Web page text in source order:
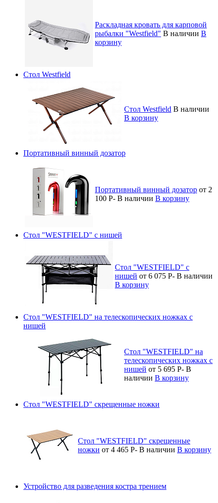
Раскладная кровать для карповой
рыбалки "Westfield" В наличии В
корзину
Стол Westfield
Стол Westfield В наличии
В корзину
Портативный винный дозатор
Портативный винный дозатор от 2
100 Р- В наличии В корзину
Стол "WESTFIELD" с нишей
Стол "WESTFIELD" с
нишей от 6 075 Р- В наличии
В корзину
Стол "WESTFIELD" на телескопических ножках с
нишей
Стол "WESTFIELD" на
телескопических ножках с
нишей от 5 695 Р- В
наличии В корзину
Стол "WESTFIELD" скрещенные ножки
Стол "WESTFIELD" скрещенные
ножки от 4 465 Р- В наличии В корзину
Устройство для разведения костра трением